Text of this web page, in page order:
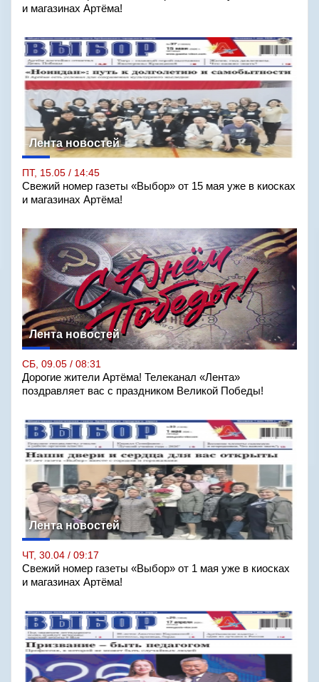
и магазинах Артёма!
Лента новостей
ПТ, 15.05 / 14:45
Свежий номер газеты «Выбор» от 15 мая уже в киосках
и магазинах Артёма!
Лента новостей
СБ, 09.05 / 08:31
Дорогие жители Артёма! Телеканал «Лента»
поздравляет вас с праздником Великой Победы!
Лента новостей
ЧТ, 30.04 / 09:17
Свежий номер газеты «Выбор» от 1 мая уже в киосках
и магазинах Артёма!